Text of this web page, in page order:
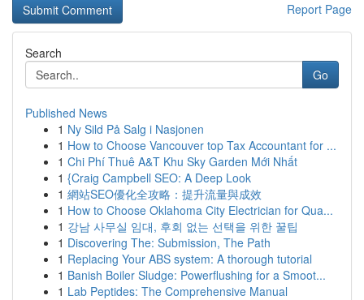
Report Page
Search
Go
Published News
1 Ny Sild På Salg i Nasjonen
1 How to Choose Vancouver top Tax Accountant for ...
1 Chi Phí Thuê A&T Khu Sky Garden Mới Nhất
1 {Craig Campbell SEO: A Deep Look
1 網站SEO優化全攻略：提升流量與成效
1 How to Choose Oklahoma City Electrician for Qua...
1 강남 사무실 임대, 후회 없는 선택을 위한 꿀팁
1 Discovering The: Submission, The Path
1 Replacing Your ABS system: A thorough tutorial
1 Banish Boiler Sludge: Powerflushing for a Smoot...
1 Lab Peptides: The Comprehensive Manual